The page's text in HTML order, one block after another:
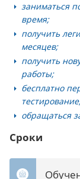
заниматься
время;
получить
месяцев;
получить
работы;
бесплатно
обращаться
Сроки